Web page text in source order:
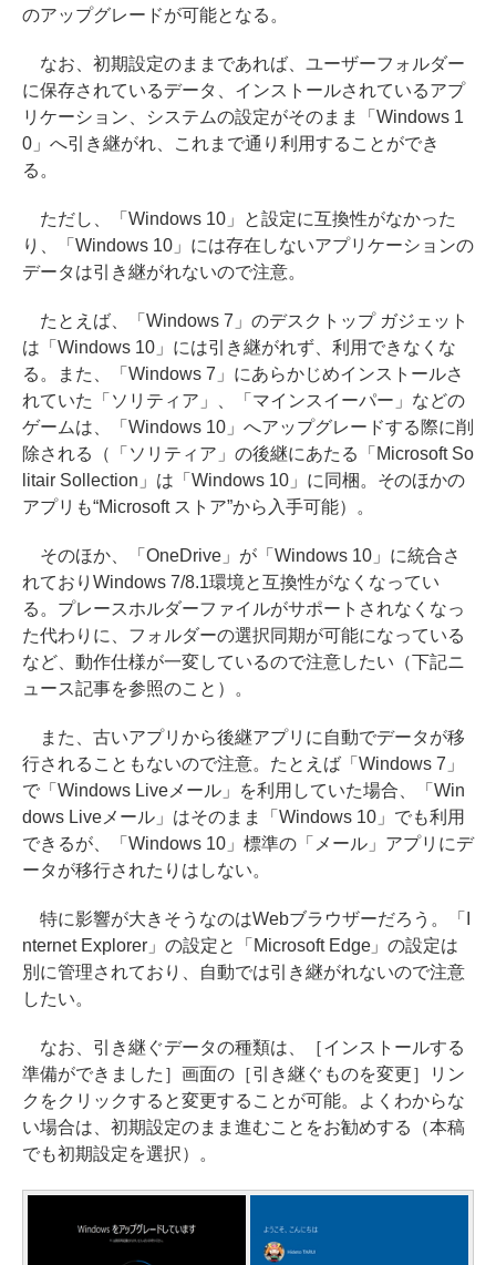
のアップグレードが可能となる。
なお、初期設定のままであれば、ユーザーフォルダー
に保存されているデータ、インストールされているアプ
リケーション、システムの設定がそのまま「Windows 1
0」へ引き継がれ、これまで通り利用することができ
る。
ただし、「Windows 10」と設定に互換性がなかった
り、「Windows 10」には存在しないアプリケーションの
データは引き継がれないので注意。
たとえば、「Windows 7」のデスクトップ ガジェット
は「Windows 10」には引き継がれず、利用できなくな
る。また、「Windows 7」にあらかじめインストールさ
れていた「ソリティア」、「マインスイーパー」などの
ゲームは、「Windows 10」へアップグレードする際に削
除される（「ソリティア」の後継にあたる「Microsoft So
litair Sollection」は「Windows 10」に同梱。そのほかの
アプリも“Microsoft ストア”から入手可能）。
そのほか、「OneDrive」が「Windows 10」に統合さ
れておりWindows 7/8.1環境と互換性がなくなってい
る。プレースホルダーファイルがサポートされなくなっ
た代わりに、フォルダーの選択同期が可能になっている
など、動作仕様が一変しているので注意したい（下記ニ
ュース記事を参照のこと）。
また、古いアプリから後継アプリに自動でデータが移
行されることもないので注意。たとえば「Windows 7」
で「Windows Liveメール」を利用していた場合、「Win
dows Liveメール」はそのまま「Windows 10」でも利用
できるが、「Windows 10」標準の「メール」アプリにデ
ータが移行されたりはしない。
特に影響が大きそうなのはWebブラウザーだろう。「I
nternet Explorer」の設定と「Microsoft Edge」の設定は
別に管理されており、自動では引き継がれないので注意
したい。
なお、引き継ぐデータの種類は、［インストールする
準備ができました］画面の［引き継ぐものを変更］リン
クをクリックすると変更することが可能。よくわからな
い場合は、初期設定のまま進むことをお勧めする（本稿
でも初期設定を選択）。